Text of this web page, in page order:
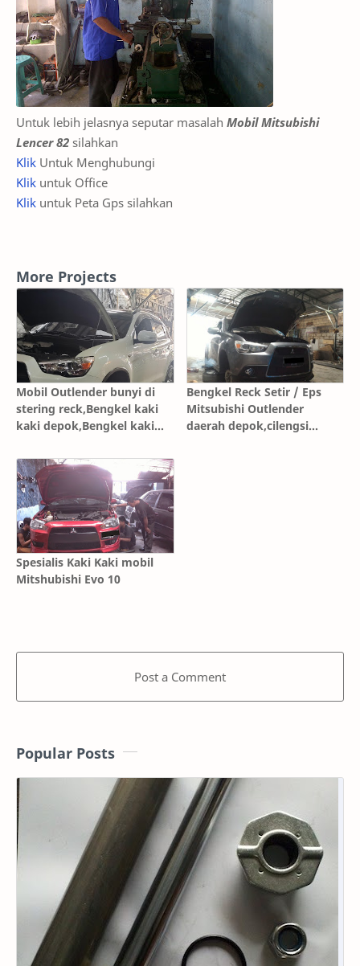
Untuk lebih jelasnya seputar masalah Mobil Mitsubishi
Lencer 82 silahkan
Klik Untuk Menghubungi
Klik untuk Office
Klik untuk Peta Gps silahkan
More Projects
Mobil Outlender bunyi di
stering reck,Bengkel kaki
kaki depok,Bengkel kaki
kaki karawang,Bengkel
kaki kaki cilengsi,Bengkel
kaki kaki jakarta
Bengkel Reck Setir / Eps
Mitsubishi Outlender
daerah depok,cilengsi
Spesialis Kaki Kaki mobil
Mitshubishi Evo 10
Post a Comment
Popular Posts